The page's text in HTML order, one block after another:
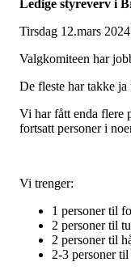
Ledige styreverv i
Tirsdag 12.mars
Valgkomiteen har
De fleste har takke ja
Vi har fått enda flere
fortsatt personer i
Vi trenger:
1 personer til
2 personer til
2 personer til
2-3 personer